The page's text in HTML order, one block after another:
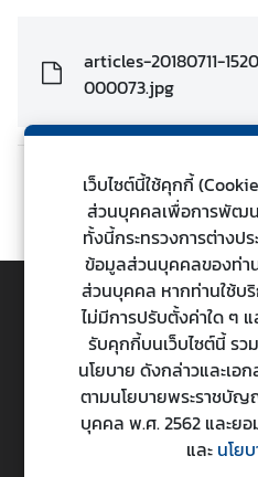
ป
ร
ะ
เ
articles-20180711-
000073.jpg
ก่อนหน้า
กระทรวงการต่างประเทศ
Ministry of Foreign Affairs
443 ถนนศรีอยุธยา แขวงทุ่งพญา
เว็บไซต์นี้ใช้คุกกี้
ส่วนบุคคลเพื่อการพัฒน
ทั้งนี้กระทรวงการต่างป
ข้อมูลส่วนบุคคลของท่า
ส่วนบุคคล หากท่านใช้บริ
ไม่มีการปรับตั้งค่าใด ๆ
รับคุกกี้บนเว็บไซต์นี้ รว
นโยบาย ดังกล่าวและเอ
ตามนโยบายพระราชบั
บุคคล พ.ศ. 2562 และยอ
และ นโย